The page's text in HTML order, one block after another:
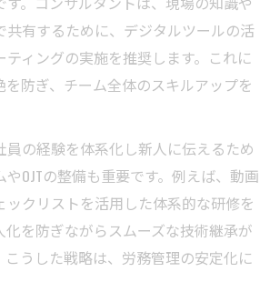
共有するために、デジタルツールの活
ティングの実施を推奨します。これに
を防ぎ、チーム全体のスキルアップを
員の経験を体系化し新人に伝えるため
OJTの整備も重要です。例えば、動画
ックリストを活用した体系的な研修を
化を防ぎながらスムーズな技術継承が
こうした戦略は、労務管理の安定化に